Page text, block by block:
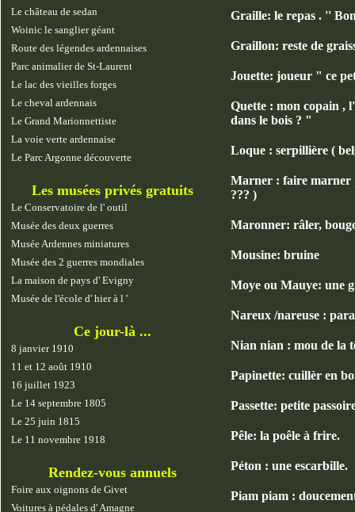
Le château de sedan
Woinic le sanglier géant
Route des légendes ardennaises
Parc animalier de St-Laurent
Le lac des vieilles forges
Le cheval ardennais
Le Grand Marionnettiste
La voie verte ardennaise
Le Parc Argonne découverte
Les musées privés gratuits
Le Conservatoire de l' outil
Musée des deux guerres
Musée Ardennes miniatures
Musée des 2 guerres mondiales
La maison de pays d' Evigny
Musée de l'école d' hier à l '
Ce jour-là ...
8 janvier 1910
11 et 12 août 1910
16 juillet 1923
Le 14 septembre 1805
Le 25 juin 1815
Le 11 novembre 1918
Rendez-vous annuels
Foire aux oignons de Givet
Voitures à pédales d' Amagne
Graille: le repas . ''
Graillon: reste de
Jouette: joueur " ce
Quette : mon copain ,
dans le bois ? "
Loque : serpillière (
Marner : faire marner
??? )
Maronner: râler,
Mousine: bruine
Moye ou Mauye: une
Nareux /nareuse :
Nian nian : mou de la
Papinette: cuillèr en
Passette: petite
Pêle: la poêle à frire.
Péton : une escarbille.
Piam piam :